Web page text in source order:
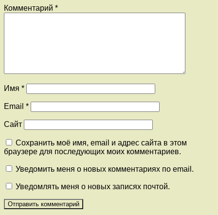
Комментарий *
Имя *
Email *
Сайт
Сохранить моё имя, email и адрес сайта в этом
браузере для последующих моих комментариев.
Уведомить меня о новых комментариях по email.
Уведомлять меня о новых записях почтой.